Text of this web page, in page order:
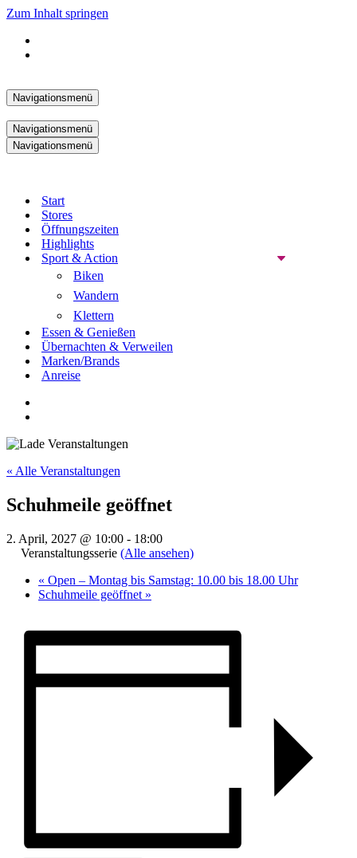
Zum Inhalt springen
Navigationsmenü
Navigationsmenü
Navigationsmenü
Start
Stores
Öffnungszeiten
Highlights
Sport & Action
Biken
Wandern
Klettern
Essen & Genießen
Übernachten & Verweilen
Marken/Brands
Anreise
« Alle Veranstaltungen
Schuhmeile geöffnet
2. April, 2027 @ 10:00 - 18:00
Veranstaltungsserie (Alle ansehen)
« Open – Montag bis Samstag: 10.00 bis 18.00 Uhr
Schuhmeile geöffnet »